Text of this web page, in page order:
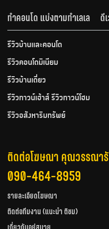
ทำคอนโด แบ่งตามทำเลเล
ดี
รีวิวบ้านและคอนโด
รีวิวคอนโดมิเนียม
รีวิวบ้านเดี่ยว
รีวิวทาวน์เฮ้าส์ รีวิวทาวน์โฮม
รีวิวอสังหาริมทรัพย์
ติดต่อโฆษณา คุณวรรณา
090-464-8959
รายละเอียดโฆษณา
ติดต่อทีมงาน (แนะนำ ติชม)